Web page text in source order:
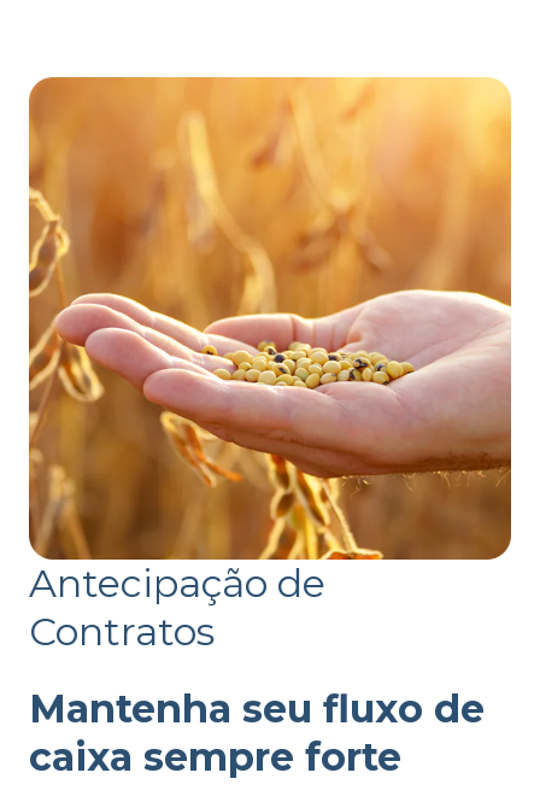
Antecipação de
Contratos
Mantenha seu fluxo de
caixa sempre forte